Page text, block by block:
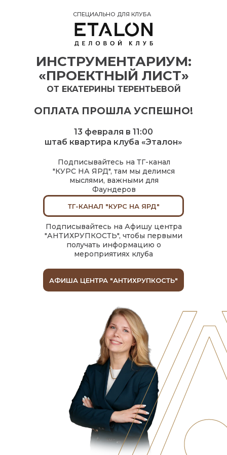
13 февраля в 11:00
штаб квартира клуба «Эталон»
ИНСТРУМЕНТАРИУМ:
«ПРОЕКТНЫЙ ЛИСТ»
ОТ ЕКАТЕРИНЫ ТЕРЕНТЬЕВОЙ
СПЕЦИАЛЬНО ДЛЯ КЛУБА
ОПЛАТА ПРОШЛА УСПЕШНО!
ТГ-КАНАЛ "КУРС НА ЯРД"
АФИША ЦЕНТРА "АНТИХРУПКОСТЬ"
Подписывайтесь на ТГ-канал
"КУРС НА ЯРД", там мы делимся
мыслями, важными для
Фаундеров
Подписывайтесь на Афишу центра
"АНТИХРУПКОСТЬ", чтобы первыми
получать информацию о
мероприятиях клуба